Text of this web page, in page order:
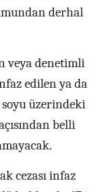
derhal
veya denetimli
edilen ya da
üzerindeki
belli
cezası infaz